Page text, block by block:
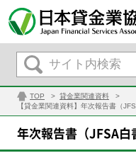
TOP
貸金業関連資料
【貸金業関連資料】年次報告書（
年次報告書（JFSA白